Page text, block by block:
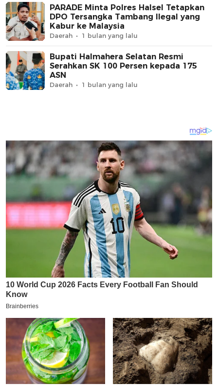
PARADE Minta Polres Halsel Tetapkan
DPO Tersangka Tambang Ilegal yang
Kabur ke Malaysia
Daerah 1 bulan yang lalu
Bupati Halmahera Selatan Resmi
Serahkan SK 100 Persen kepada 175
ASN
Daerah 1 bulan yang lalu